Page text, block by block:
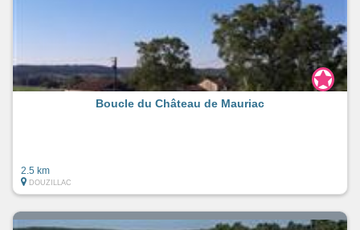
Boucle du Château de Mauriac
2.5 km
DOUZILLAC